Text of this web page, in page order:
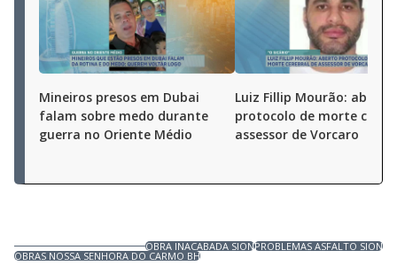
Mineiros presos em Dubai
falam sobre medo durante
guerra no Oriente Médio
Luiz Fillip Mourão: aberto
protocolo de morte
assessor de Vorcaro
OBRA INACABADA SIONPROBLEMAS ASFALTO SION
OBRAS NOSSA SENHORA DO CARMO BH